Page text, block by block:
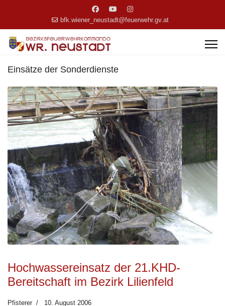
bfk.wiener_neustadt@feuerwehr.gv.at
Einsätze der Sonderdienste
Hochwassereinsatz der 21.KHD-
Bereitschaft im Bezirk Lilienfeld
Pfisterer 10. August 2006